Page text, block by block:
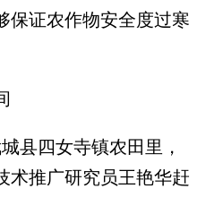
保证农作物安全度过寒
四女寺镇农田里，
术推广研究员王艳华赶